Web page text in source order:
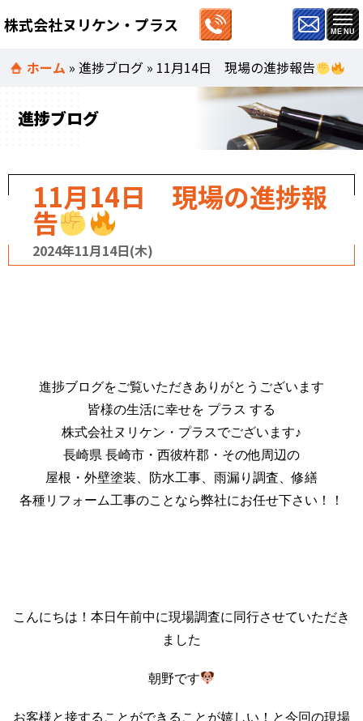
株式会社ヌリケン・プラス
ホーム »進捗ブログ » 11月14日 現場の進捗報告
進捗ブログ
11月14日 現場の進捗報
告
2024年11月14日(木)
進捗ブログをご覧いただきありがとうございます
皆様の生活に幸せを プラス する
株式会社ヌリケン・プラスでございます♪
長崎県 長崎市・西彼杵郡・その他周辺の
屋根・外壁塗装、防水工事、雨漏り調査、修繕
各種リフォーム工事のことなら弊社にお任せ下さい！！
こんにちは！本日午前中に現場調査に同行させていただき
ました
朝野です
お客様と接することができることが嬉しい！と今回の現場